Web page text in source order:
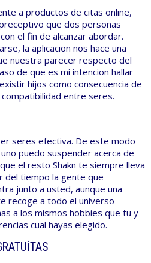
a productos de citas online,
que dos personas
el fin de alcanzar abordar.
la aplicacion nos hace una
nuestra parecer respecto del
de que es mi intencion hallar
hijos como consecuencia de
entre seres.
seres efectiva. De este modo
puedo suspender acerca de
el resto Shakn te siempre lleva
del tiempo la gente que
junto a usted, aunque una
recoge a todo el universo
a los mismos hobbies que tu y
cual hayas elegido.